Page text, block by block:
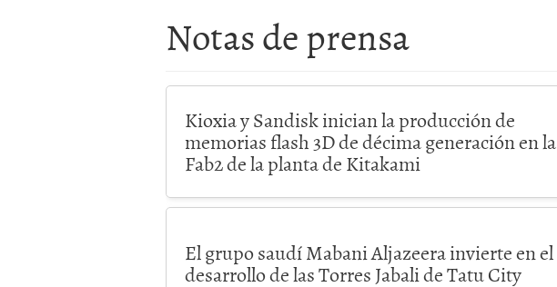
Notas de prensa
Kioxia y Sandisk inician la producción de
memorias flash 3D de décima generación en la
Fab2 de la planta de Kitakami
El grupo saudí Mabani Aljazeera invierte en el
desarrollo de las Torres Jabali de Tatu City